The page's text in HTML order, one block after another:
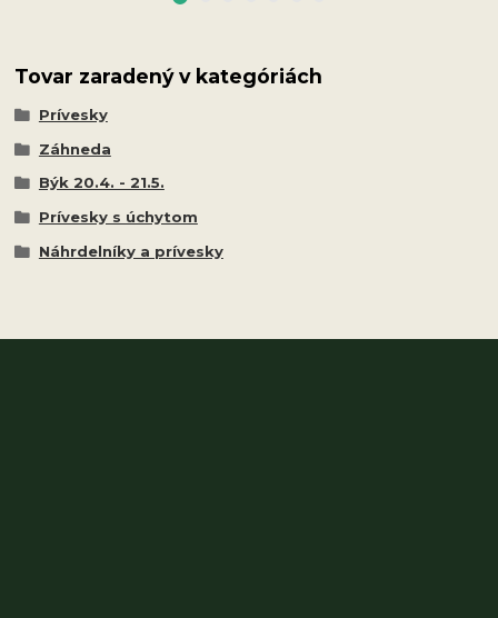
Tovar zaradený v kategóriách
Prívesky
Záhneda
Býk 20.4. - 21.5.
Prívesky s úchytom
Náhrdelníky a prívesky